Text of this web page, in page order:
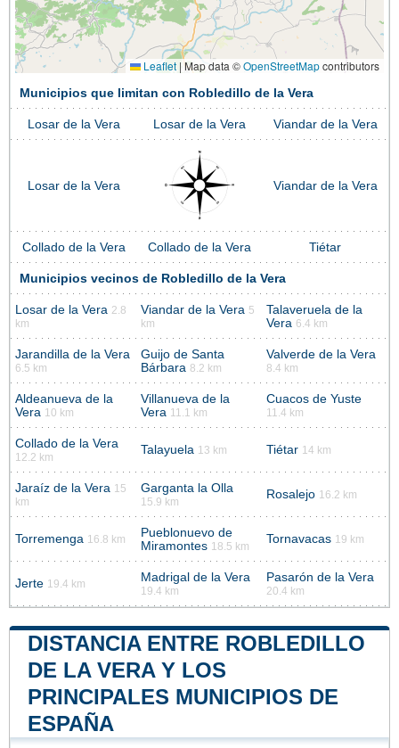
Leaflet | Map data ©OpenStreetMapcontributors
Municipios que limitan con Robledillo de la Vera
Losar de la Vera Losar de la Vera Viandar de la Vera
Losar de la Vera Viandar de la Vera
Collado de la Vera Collado de la Vera Tiétar
Municipios vecinos de Robledillo de la Vera
Losar de la Vera 2.8
km
Viandar de la Vera 5
km
Talaveruela de la
Vera 6.4 km
Jarandilla de la Vera
6.5 km
Guijo de Santa
Bárbara 8.2 km
Valverde de la Vera
8.4 km
Aldeanueva de la
Vera 10 km
Villanueva de la
Vera 11.1 km
Cuacos de Yuste
11.4 km
Collado de la Vera
12.2 km
Talayuela 13 km Tiétar 14 km
Jaraíz de la Vera 15
km
Garganta la Olla
15.9 km
Rosalejo 16.2 km
Torremenga 16.8 km
Pueblonuevo de
Miramontes 18.5 km
Tornavacas 19 km
Jerte 19.4 km Madrigal de la Vera
19.4 km
Pasarón de la Vera
20.4 km
DISTANCIA ENTRE ROBLEDILLO
DE LA VERA Y LOS
PRINCIPALES MUNICIPIOS DE
ESPAÑA